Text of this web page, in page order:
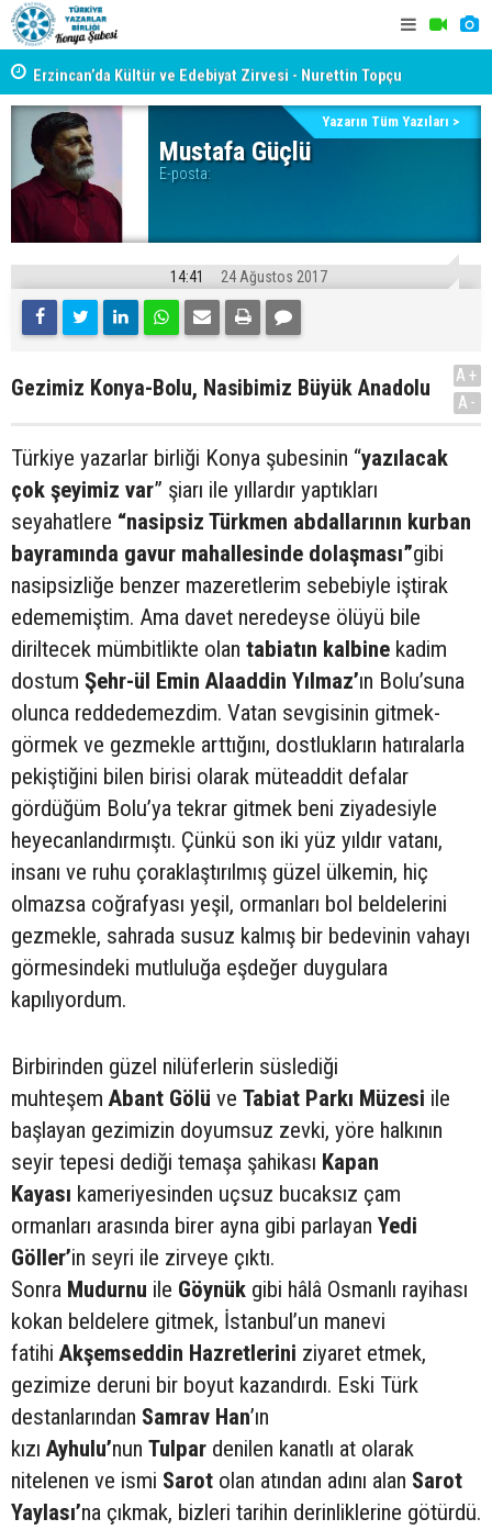
Erzincan’da Kültür ve Edebiyat Zirvesi - Nurettin Topçu
Sokağı Açılışı
Mustafa Güçlü
E-posta:
Yazarın Tüm Yazıları >
14:41 24 Ağustos 2017
Gezimiz Konya-Bolu, Nasibimiz Büyük Anadolu
A+
A-
Türkiye yazarlar birliği Konya şubesinin “yazılacak
çok şeyimiz var” şiarı ile yıllardır yaptıkları
seyahatlere “nasipsiz Türkmen abdallarının kurban
bayramında gavur mahallesinde dolaşması”gibi
nasipsizliğe benzer mazeretlerim sebebiyle iştirak
edememiştim. Ama davet neredeyse ölüyü bile
diriltecek mümbitlikte olan tabiatın kalbine kadim
dostum Şehr-ül Emin Alaaddin Yılmaz’ın Bolu’suna
olunca reddedemezdim. Vatan sevgisinin gitmek-
görmek ve gezmekle arttığını, dostlukların hatıralarla
pekiştiğini bilen birisi olarak müteaddit defalar
gördüğüm Bolu’ya tekrar gitmek beni ziyadesiyle
heyecanlandırmıştı. Çünkü son iki yüz yıldır vatanı,
insanı ve ruhu çoraklaştırılmış güzel ülkemin, hiç
olmazsa coğrafyası yeşil, ormanları bol beldelerini
gezmekle, sahrada susuz kalmış bir bedevinin vahayı
görmesindeki mutluluğa eşdeğer duygulara
kapılıyordum.
Birbirinden güzel nilüferlerin süslediği
muhteşemAbant Gölü ve Tabiat Parkı Müzesi ile
başlayan gezimizin doyumsuz zevki, yöre halkının
seyir tepesi dediği temaşa şahikası Kapan
Kayası kameriyesinden uçsuz bucaksız çam
ormanları arasında birer ayna gibi parlayan Yedi
Göller’in seyri ile zirveye çıktı.
Sonra Mudurnu ile Göynük gibi hâlâ Osmanlı rayihası
kokan beldelere gitmek, İstanbul’un manevi
fatihiAkşemseddin Hazretlerini ziyaret etmek,
gezimize deruni bir boyut kazandırdı. Eski Türk
destanlarından Samrav Han’ın
kızıAyhulu’nun Tulpar denilen kanatlı at olarak
nitelenen ve ismi Sarot olan atından adını alan Sarot
Yaylası’na çıkmak, bizleri tarihin derinliklerine götürdü.